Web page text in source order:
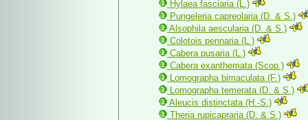
Hylaea fasciaria (L.)
Pungeleria capreolaria (D. & S.)
Alsophila aescularia (D. & S.)
Colotois pennaria (L.)
Cabera pusaria (L.)
Cabera exanthemata (Scop.)
Lomographa bimaculata (F.)
Lomographa temerata (D. & S.)
Aleucis distinctata (H.-S.)
Theria rupicapraria (D. & S.)